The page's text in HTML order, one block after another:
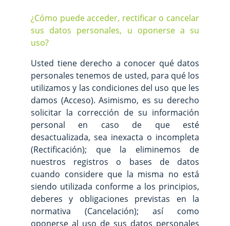
¿Cómo puede acceder, rectificar o cancelar
sus datos personales, u oponerse a su
uso?
Usted tiene derecho a conocer qué datos
personales tenemos de usted, para qué los
utilizamos y las condiciones del uso que les
damos (Acceso). Asimismo, es su derecho
solicitar la corrección de su información
personal en caso de que esté
desactualizada, sea inexacta o incompleta
(Rectificación); que la eliminemos de
nuestros registros o bases de datos
cuando considere que la misma no está
siendo utilizada conforme a los principios,
deberes y obligaciones previstas en la
normativa (Cancelación); así como
oponerse al uso de sus datos personales